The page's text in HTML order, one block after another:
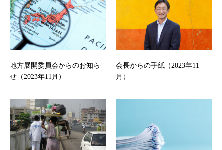
地方展開委員会からのお知ら
せ（2023年11月）
会長からの手紙（2023年11
月）